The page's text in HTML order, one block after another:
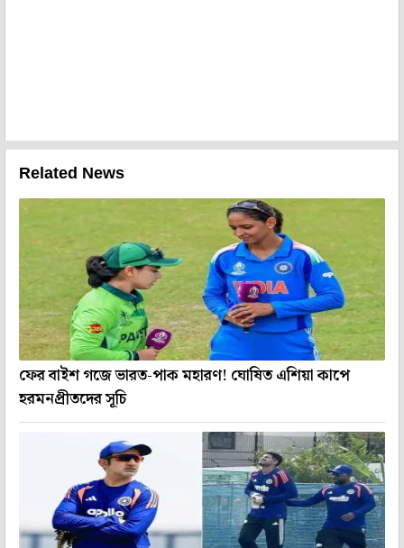
Related News
ফের বাইশ গজে ভারত-পাক মহারণ! ঘোষিত এশিয়া কাপে
হরমনপ্রীতদের সূচি